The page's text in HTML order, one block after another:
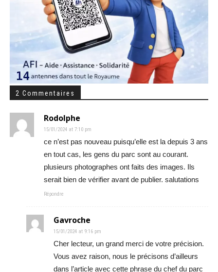
2 Commentaires
Rodolphe
15/01/2024 at 7:10 pm
ce n’est pas nouveau puisqu’elle est la depuis 3 ans
en tout cas, les gens du parc sont au courant.
plusieurs photographes ont faits des images. Ils
serait bien de vérifier avant de publier. salutations
Répondre
Gavroche
15/01/2024 at 9:16 pm
Cher lecteur, un grand merci de votre précision.
Vous avez raison, nous le précisons d’ailleurs
dans l’article avec cette phrase du chef du parc